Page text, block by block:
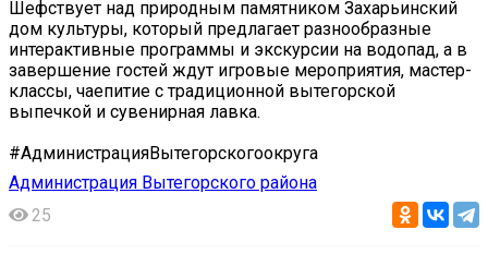
Шефствует над природным памятником Захарьинский
дом культуры, который предлагает разнообразные
интерактивные программы и экскурсии на водопад, а в
завершение гостей ждут игровые мероприятия, мастер-
классы, чаепитие с традиционной вытегорской
выпечкой и сувенирная лавка.
#АдминистрацияВытегорскогоокруга
Администрация Вытегорского района
25